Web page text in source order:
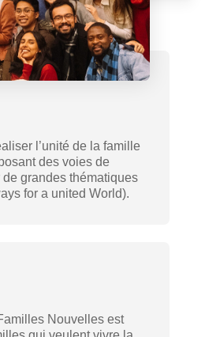
l’unité de la famille
des voies de
grandes thématiques
for a united World).
Nouvelles est